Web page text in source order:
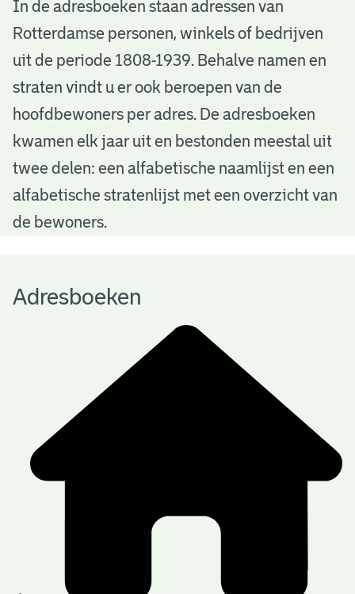
A
d
e
b
o
e
e
In de adresboeken staan adressen van
Rotterdamse personen, winkels of bedrijven
uit de periode 1808-1939. Behalve namen en
straten vindt u er ook beroepen van de
hoofdbewoners per adres. De adresboeken
kwamen elk jaar uit en bestonden meestal uit
twee delen: een alfabetische naamlijst en een
alfabetische stratenlijst met een overzicht van
de bewoners.
Adresboeken